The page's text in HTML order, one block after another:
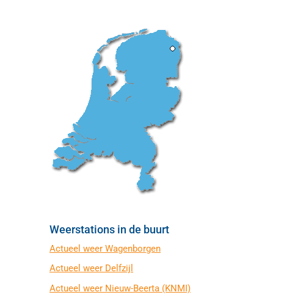
Weerstations in de buurt
Actueel weer Wagenborgen
Actueel weer Delfzijl
Actueel weer Nieuw-Beerta (KNMI)